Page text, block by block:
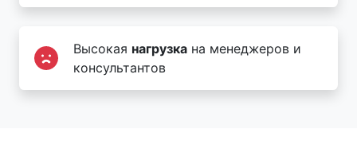
Высокая нагрузка на менеджеров и
консультантов